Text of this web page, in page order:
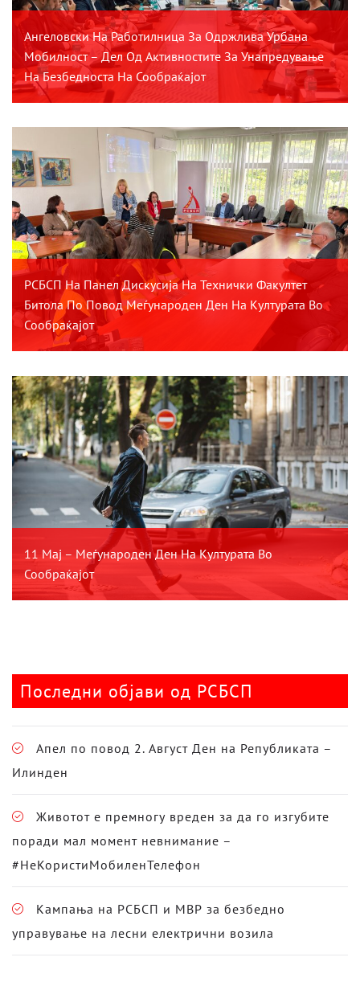
Ангеловски На Работилница За Одржлива Урбана
Мобилност – Дел Од Активностите За Унапредување
На Безбедноста На Сообраќајот
РСБСП На Панел Дискусија На Технички Факултет
Битола По Повод Меѓународен Ден На Културата Во
Сообраќајот
11 Мај – Меѓународен Ден На Културата Во
Сообраќајот
Последни објави од РСБСП
Апел по повод 2. Август Ден на Републиката –
Илинден
Животот е премногу вреден за да го изгубите
поради мал момент невнимание –
#НеКористиМобиленТелефон
Кампања на РСБСП и МВР за безбедно
управување на лесни електрични возила